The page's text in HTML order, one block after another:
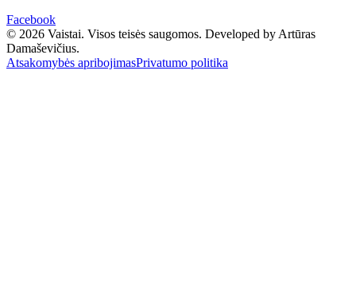
Facebook
© 2026 Vaistai. Visos teisės saugomos. Developed by Artūras
Damaševičius.
Atsakomybės apribojimasPrivatumo politika